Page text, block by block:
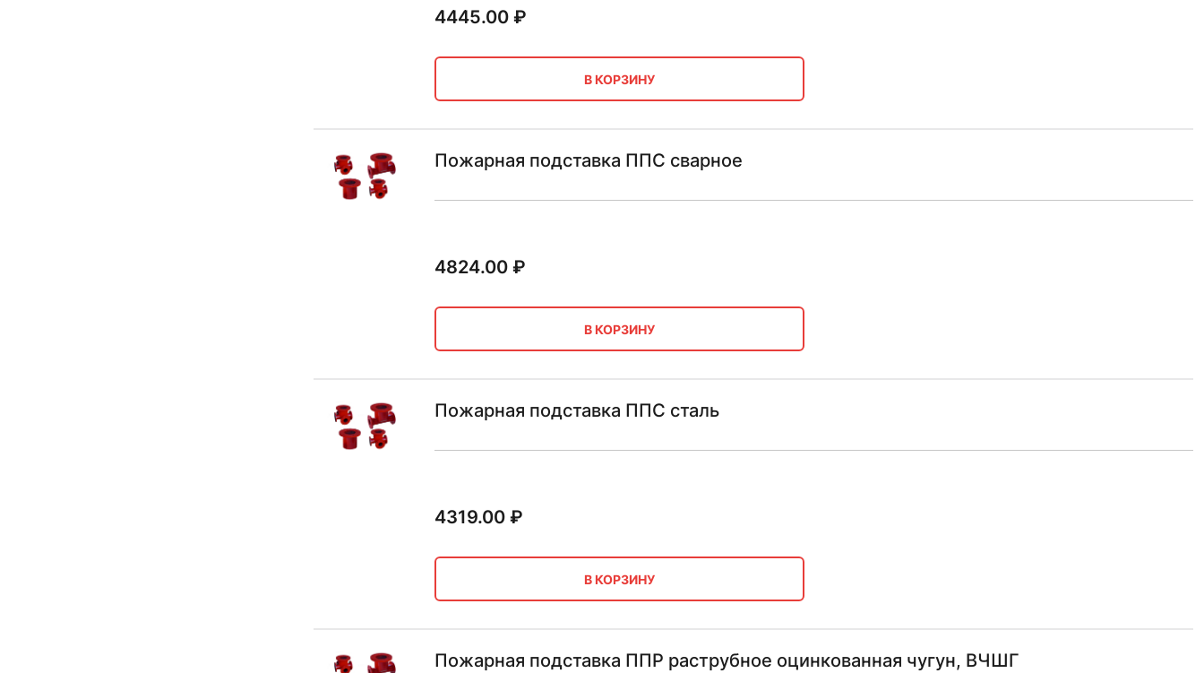
4445.00₽
В КОРЗИНУ
Пожарная подставка ППС сварное
4824.00₽
В КОРЗИНУ
Пожарная подставка ППС сталь
4319.00₽
В КОРЗИНУ
Пожарная подставка ППР раструбное оцинкованная чугун, ВЧШГ